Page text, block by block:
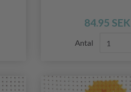
84.95 SEK
Antal